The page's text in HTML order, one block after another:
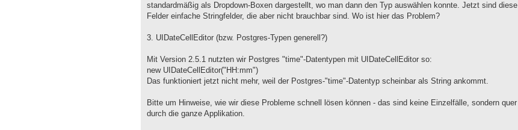
standardmäßig als Dropdown-Boxen dargestellt, wo man dann den Typ auswählen konnte. Jetzt sind diese
Felder einfache Stringfelder, die aber nicht brauchbar sind. Wo ist hier das Problem?
3. UIDateCellEditor (bzw. Postgres-Typen generell?)
Mit Version 2.5.1 nutzten wir Postgres "time"-Datentypen mit UIDateCellEditor so:
new UIDateCellEditor("HH:mm")
Das funktioniert jetzt nicht mehr, weil der Postgres-"time"-Datentyp scheinbar als String ankommt.
Bitte um Hinweise, wie wir diese Probleme schnell lösen können - das sind keine Einzelfälle, sondern quer
durch die ganze Applikation.